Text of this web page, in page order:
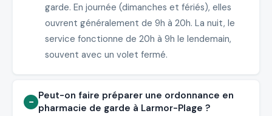
garde. En journée (dimanches et fériés), elles
ouvrent généralement de 9h à 20h. La nuit, le
service fonctionne de 20h à 9h le lendemain,
souvent avec un volet fermé.
Peut-on faire préparer une ordonnance en
pharmacie de garde à Larmor-Plage ?